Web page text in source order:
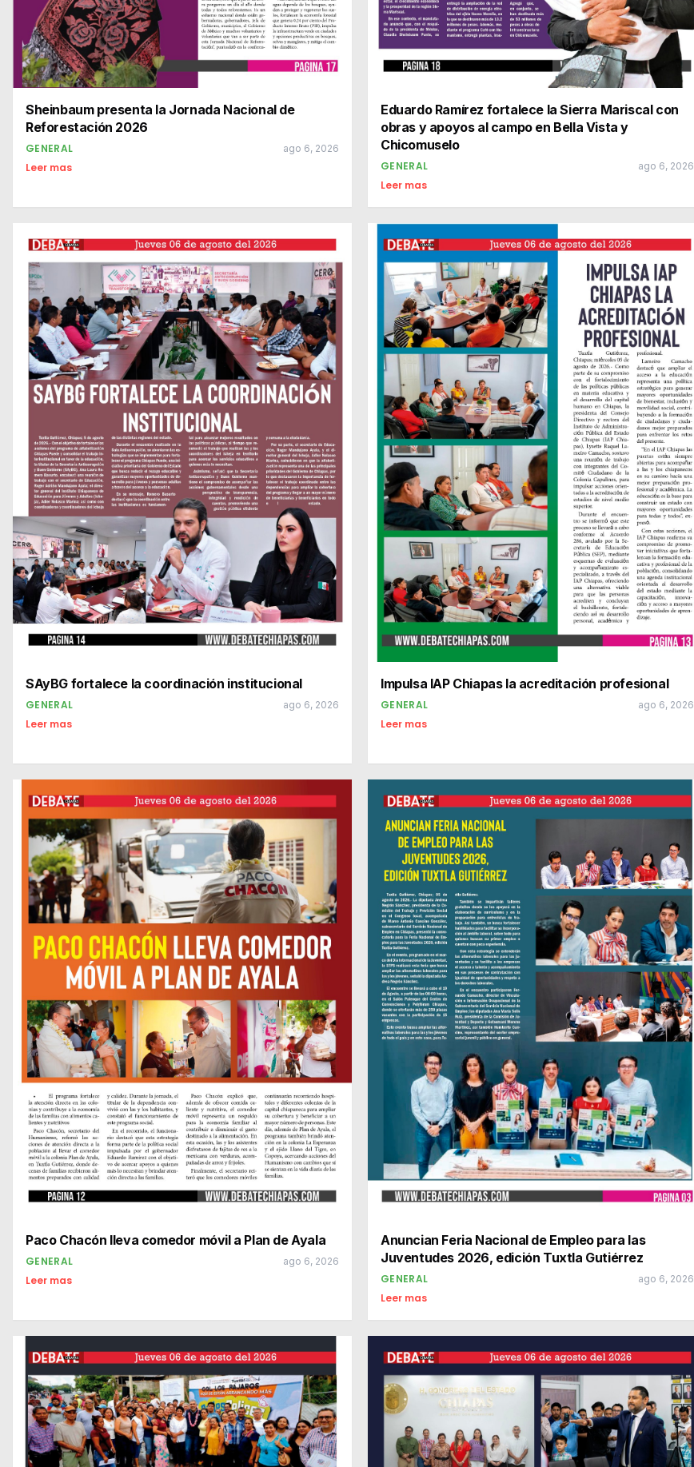
Sheinbaum presenta la Jornada Nacional de
Reforestación 2026
GENERAL ago 6, 2026
Leer mas
Eduardo Ramírez fortalece la Sierra Mariscal con
obras y apoyos al campo en Bella Vista y
Chicomuselo
GENERAL ago 6, 2026
Leer mas
SAyBG fortalece la coordinación institucional
GENERAL ago 6, 2026
Leer mas
Impulsa IAP Chiapas la acreditación profesional
GENERAL ago 6, 2026
Leer mas
Paco Chacón lleva comedor móvil a Plan de Ayala
GENERAL ago 6, 2026
Leer mas
Anuncian Feria Nacional de Empleo para las
Juventudes 2026, edición Tuxtla Gutiérrez
GENERAL ago 6, 2026
Leer mas